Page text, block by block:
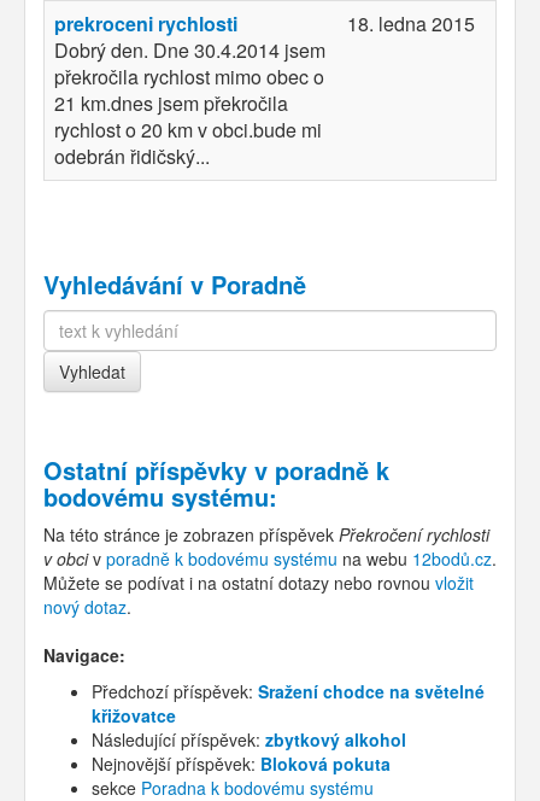
prekroceni rychlosti
Dobrý den. Dne 30.4.2014 jsem
překročila rychlost mimo obec o
21 km.dnes jsem překročila
rychlost o 20 km v obci.bude mi
odebrán řidičský...
18. ledna 2015
Vyhledávání v Poradně
Ostatní příspěvky v poradně k
bodovému systému:
Na této stránce je zobrazen příspěvek Překročení rychlosti
v obciv poradně k bodovému systému na webu 12bodů.cz.
Můžete se podívat i na ostatní dotazy nebo rovnou vložit
nový dotaz.
Navigace:
Předchozí příspěvek: Sražení chodce na světelné
křižovatce
Následující příspěvek: zbytkový alkohol
Nejnovější příspěvek: Bloková pokuta
sekce Poradna k bodovému systému